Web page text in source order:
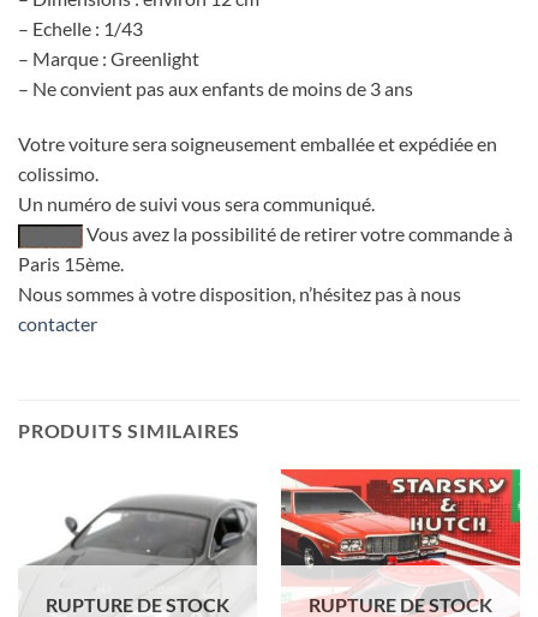
– Echelle : 1/43
– Marque : Greenlight
– Ne convient pas aux enfants de moins de 3 ans
Votre voiture sera soigneusement emballée et expédiée en
colissimo.
Un numéro de suivi vous sera communiqué.
Vous avez la possibilité de retirer votre commande à
Paris 15ème.
Nous sommes à votre disposition, n’hésitez pas à nous
contacter
PRODUITS SIMILAIRES
RUPTURE DE STOCK RUPTURE DE STOCK